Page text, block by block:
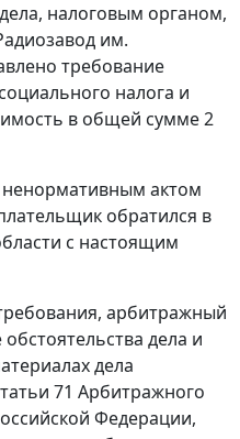
налоговым органом,
им.
требование
налога и
в общей сумме 2
актом
обратился в
с настоящим
арбитражный
дела и
дела
71 Арбитражного
Федерации,